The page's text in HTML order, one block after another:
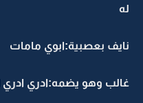
له
نايف بعصبية:ابوي مامات
غالب وهو يضمه:ادري